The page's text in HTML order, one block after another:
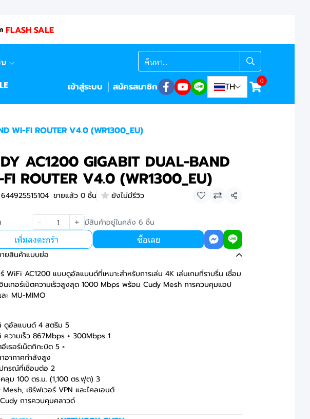
FLASH SALE
เข้าสู่ระบบ สมัครสมาชิก TH 0
WI-FI ROUTER V4.0 (WR1300_EU)
AC1200 GIGABIT DUAL-BAND
ROUTER V4.0 (WR1300_EU)
ขายแล้ว 0 ชิ้น ยังไม่มีรีวิว
แชร์
มีสินค้าอยู่ในคลัง 6 ชิ้น
เพิ่มลงตะกร้า
ซื้อเลย
ยสินค้าแบบย่อ
ร์ WiFi AC1200 แบบดูอัลแบนด์ที่เหมาะสำหรับการเล่น 4K เล่นเกมที่ราบรื่น เชื่อม
เทอร์เน็ตความเร็วสูงสุด 1000 Mbps พร้อม Cudy Mesh การควบคุมแอป
ะ MU-MIMO
ดูอัลแบนด์ 4 สตรีม 5
ความเร็ว 867Mbps + 300Mbps 1
เธอร์เน็ตกิกะบิต 5 ×
าอากาศกำลังสูง
กรณ์ที่เชื่อมต่อ 2
ลุม 100 ตร.ม. (1,100 ตร.ฟุต) 3
เซิร์ฟเวอร์ VPN และไคลเอนต์
การควบคุมคลาวด์